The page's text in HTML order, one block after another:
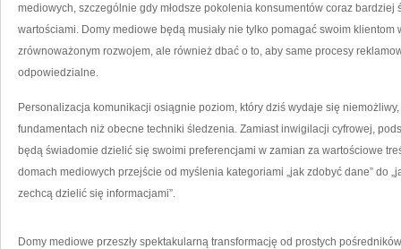
mediowych, szczególnie gdy młodsze pokolenia konsumentów coraz
wartościami. Domy mediowe będą musiały nie tylko pomagać swoim
zrównoważonym rozwojem, ale również dbać o to, aby same procesy
odpowiedzialne.
Personalizacja komunikacji osiągnie poziom, który dziś wydaje się
fundamentach niż obecne techniki śledzenia. Zamiast inwigilacji cyfrowej,
będą świadomie dzielić się swoimi preferencjami w zamian za wartościowe
domach mediowych przejście od myślenia kategoriami „jak zdobyć dane” do
zechcą dzielić się informacjami”.
Domy mediowe przeszły spektakularną transformację od prostych